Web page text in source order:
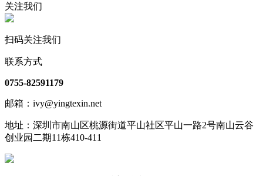
关注我们
扫码关注我们
联系方式
0755-82591179
邮箱：ivy@yingtexin.net
地址：深圳市南山区桃源街道平山社区平山一路2号南山云谷
创业园二期11栋410-411